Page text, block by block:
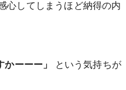
心してしまうほど納得の内
ーーー」
という気持ちが